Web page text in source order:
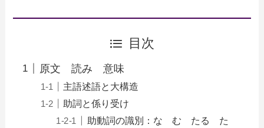
目次
原文 読み 意味
主語述語と大構造
助詞と係り受け
助動詞の識別：な む たる た